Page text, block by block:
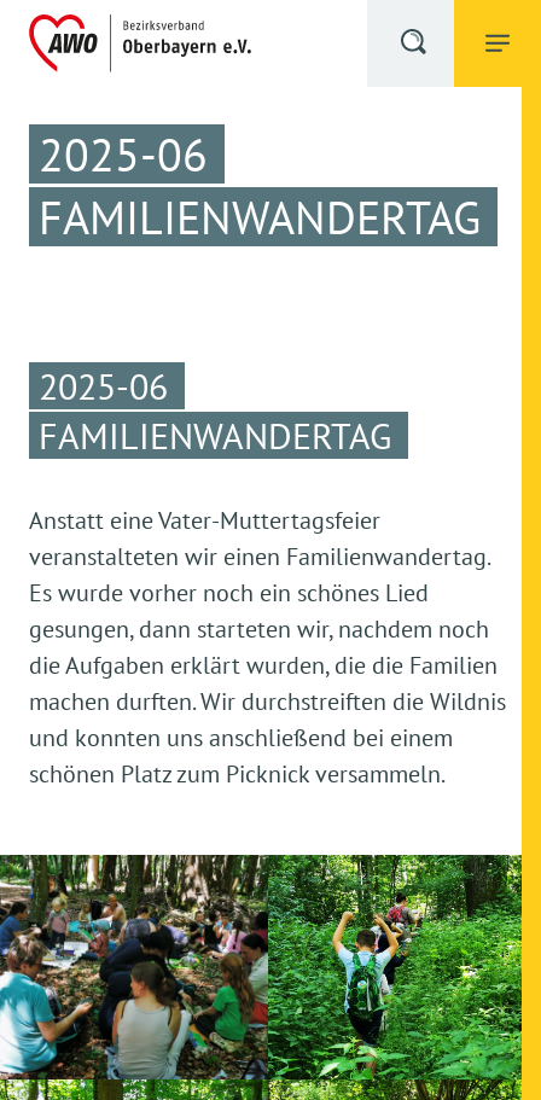
2025-06
FAMILIENWANDERTAG
2025-06
FAMILIENWANDERTAG
Anstatt eine Vater-Muttertagsfeier
veranstalteten wir einen Familienwandertag.
Es wurde vorher noch ein schönes Lied
gesungen, dann starteten wir, nachdem noch
die Aufgaben erklärt wurden, die die Familien
machen durften. Wir durchstreiften die Wildnis
und konnten uns anschließend bei einem
schönen Platz zum Picknick versammeln.